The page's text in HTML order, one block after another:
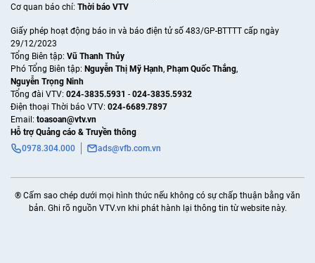
Cơ quan báo chí: Thời báo VTV
Giấy phép hoạt động báo in và báo điện tử số 483/GP-BTTTT cấp ngày
29/12/2023
Tổng Biên tập: Vũ Thanh Thủy
Phó Tổng Biên tập: Nguyễn Thị Mỹ Hạnh, Phạm Quốc Thắng,
Nguyễn Trọng Ninh
Tổng đài VTV: 024-3835.5931 - 024-3835.5932
Ðiện thoại Thời báo VTV: 024-6689.7897
Email: toasoan@vtv.vn
Hỗ trợ Quảng cáo & Truyền thông
0978.304.000
ads@vfb.com.vn
® Cấm sao chép dưới mọi hình thức nếu không có sự chấp thuận bằng văn
bản. Ghi rõ nguồn VTV.vn khi phát hành lại thông tin từ website này.